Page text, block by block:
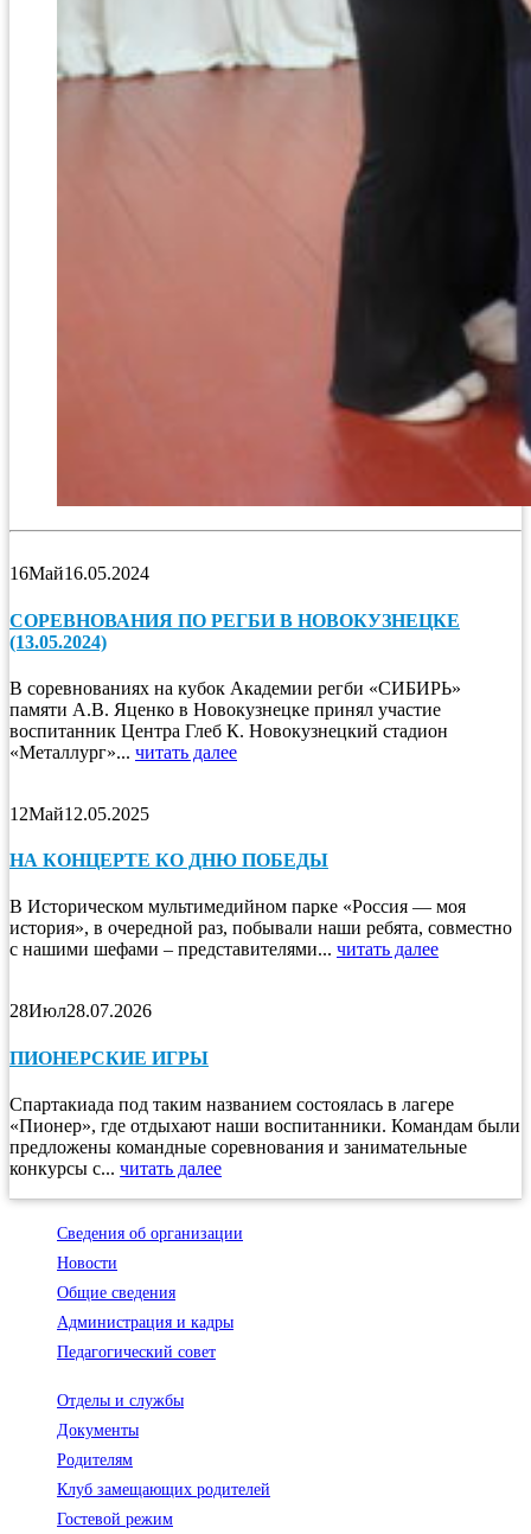
16Май16.05.2024
СОРЕВНОВАНИЯ ПО РЕГБИ В НОВОКУЗНЕЦКЕ
(13.05.2024)
В соревнованиях на кубок Академии регби «СИБИРЬ»
памяти А.В. Яценко в Новокузнецке принял участие
воспитанник Центра Глеб К. Новокузнецкий стадион
«Металлург»... читать далее
12Май12.05.2025
НА КОНЦЕРТЕ КО ДНЮ ПОБЕДЫ
В Историческом мультимедийном парке «Россия — моя
история», в очередной раз, побывали наши ребята, совместно
с нашими шефами – представителями... читать далее
28Июл28.07.2026
ПИОНЕРСКИЕ ИГРЫ
️Спартакиада под таким названием состоялась в лагере
«Пионер», где отдыхают наши воспитанники. Командам были
предложены командные соревнования и занимательные
конкурсы с... читать далее
Сведения об организации
Новости
Общие сведения
Администрация и кадры
Педагогический совет
Отделы и службы
Документы
Родителям
Клуб замещающих родителей
Гостевой режим